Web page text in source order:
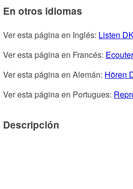
En otros idiomas
Ver esta página en Inglés: Listen
Ver esta página en Francés:
Ver esta página en Alemán: Hören
Ver esta página en Portugues:
Descripción